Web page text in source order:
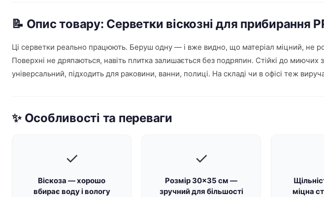
📝 Опис товару: Серветки віскозні для прибирання
Ці серветки реально працюють. Беруш одну — і вже видно, що матеріал міцний, не
Поверхні не дряпаються, навіть плитка залишається без подряпин. Стійкі до
універсальний, підходить для раковини, ванни, полиці. На складі чи в офісі теж
✨ Особливості та переваги
✓
Віскоза — хорошо
вбирає воду і вологу
✓
Розмір 30×35 см —
зручний для більшості
міцна